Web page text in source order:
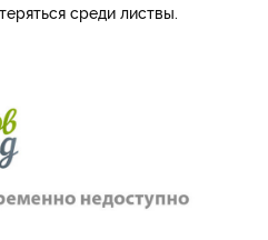
среди листвы.